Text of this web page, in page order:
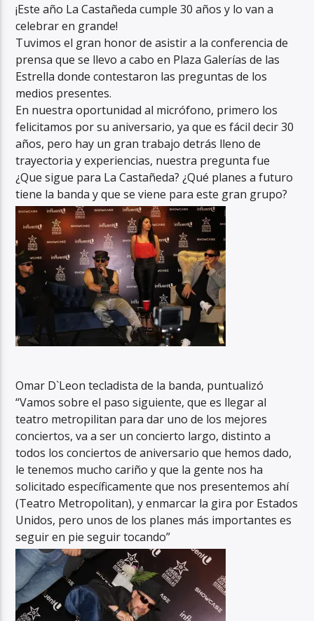
¡Este año La Castañeda cumple 30 años y lo van a
celebrar en grande!
Tuvimos el gran honor de asistir a la conferencia de
prensa que se llevo a cabo en Plaza Galerías de las
Estrella donde contestaron las preguntas de los
medios presentes.
En nuestra oportunidad al micrófono, primero los
felicitamos por su aniversario, ya que es fácil decir 30
años, pero hay un gran trabajo detrás lleno de
trayectoria y experiencias, nuestra pregunta fue
¿Que sigue para La Castañeda? ¿Qué planes a futuro
tiene la banda y que se viene para este gran grupo?
Omar D`Leon tecladista de la banda, puntualizó
“Vamos sobre el paso siguiente, que es llegar al
teatro metropilitan para dar uno de los mejores
conciertos, va a ser un concierto largo, distinto a
todos los conciertos de aniversario que hemos dado,
le tenemos mucho cariño y que la gente nos ha
solicitado específicamente que nos presentemos ahí
(Teatro Metropolitan), y enmarcar la gira por Estados
Unidos, pero unos de los planes más importantes es
seguir en pie seguir tocando”